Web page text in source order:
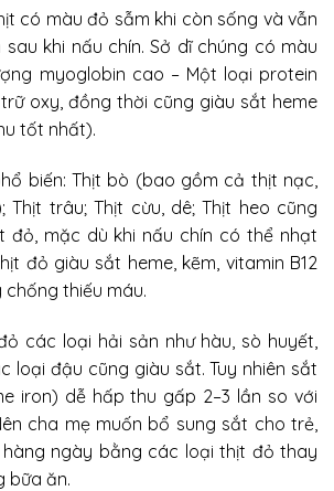
có màu đỏ sẫm khi còn sống và vẫn
khi nấu chín. Sở dĩ chúng có màu
myoglobin cao – Một loại protein
oxy, đồng thời cũng giàu sắt heme
tốt nhất).
biến: Thịt bò (bao gồm cả thịt nạc,
Thịt trâu; Thịt cừu, dê; Thịt heo cũng
đỏ, mặc dù khi nấu chín có thể nhạt
đỏ giàu sắt heme, kẽm, vitamin B12
thiếu máu.
các loại hải sản như hàu, sò huyết,
loại đậu cũng giàu sắt. Tuy nhiên sắt
iron) dễ hấp thu gấp 2–3 lần so với
cha mẹ muốn bổ sung sắt cho trẻ,
ngày bằng các loại thịt đỏ thay
bữa ăn.